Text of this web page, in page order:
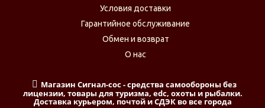
Условия доставки
Гарантийное обслуживание
Обмен и возврат
О нас
Магазин Сигнал-сос - средства самообороны без
лицензии, товары для туризма, edc, охоты и рыбалки.
Доставка курьером, почтой и СДЭК во все города